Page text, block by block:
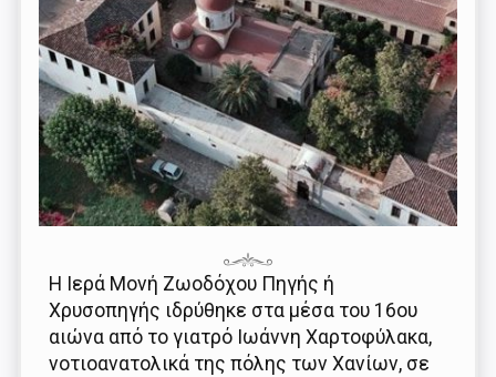
Η Ιερά Μονή Ζωοδόχου Πηγής ή
Χρυσοπηγής ιδρύθηκε στα μέσα του 16ου
αιώνα από το γιατρό Ιωάννη Χαρτοφύλακα,
νοτιοανατολικά της πόλης των Χανίων, σε